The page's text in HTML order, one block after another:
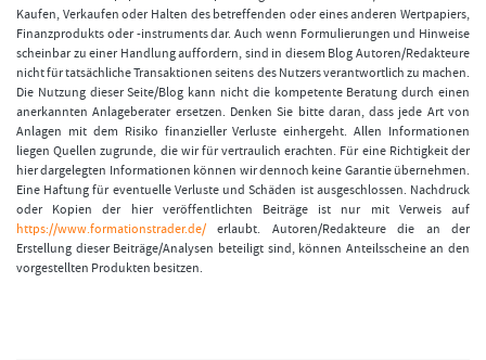
Kaufen, Verkaufen oder Halten des betreffenden oder eines anderen Wertpapiers,
Finanzprodukts oder -instruments dar. Auch wenn Formulierungen und Hinweise
scheinbar zu einer Handlung auffordern, sind in diesem Blog Autoren/Redakteure
nicht für tatsächliche Transaktionen seitens des Nutzers verantwortlich zu machen.
Die Nutzung dieser Seite/Blog kann nicht die kompetente Beratung durch einen
anerkannten Anlageberater ersetzen. Denken Sie bitte daran, dass jede Art von
Anlagen mit dem Risiko finanzieller Verluste einhergeht. Allen Informationen
liegen Quellen zugrunde, die wir für vertraulich erachten. Für eine Richtigkeit der
hier dargelegten Informationen können wir dennoch keine Garantie übernehmen.
Eine Haftung für eventuelle Verluste und Schäden ist ausgeschlossen. Nachdruck
oder Kopien der hier veröffentlichten Beiträge ist nur mit Verweis auf
https://www.formationstrader.de/ erlaubt. Autoren/Redakteure die an der
Erstellung dieser Beiträge/Analysen beteiligt sind, können Anteilsscheine an den
vorgestellten Produkten besitzen.